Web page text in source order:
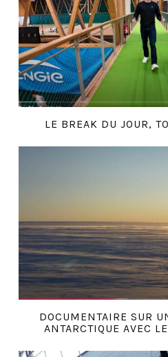
LE BREAK DU JOUR,
DOCUMENTAIRE SUR
ANTARCTIQUE AVEC